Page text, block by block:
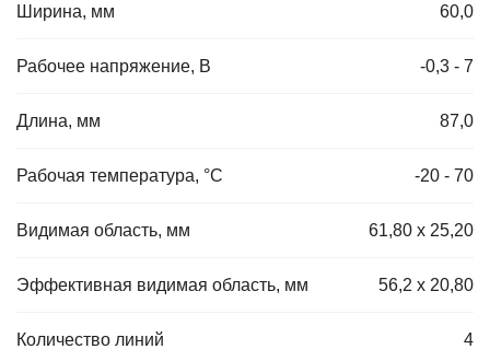
Ширина, мм 60,0
Рабочее напряжение, В -0,3 - 7
Длина, мм 87,0
Рабочая температура, °C -20 - 70
Видимая область, мм 61,80 х 25,20
Эффективная видимая область, мм 56,2 х 20,80
Количество линий 4